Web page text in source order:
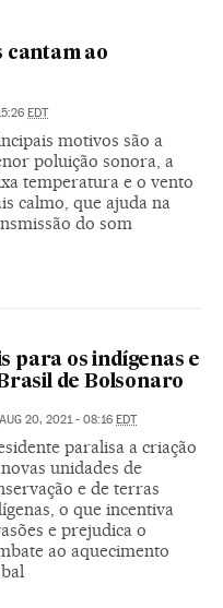
cantam ao
EDT
motivos são a
poluição sonora, a
temperatura e o vento
calmo, que ajuda na
do som
para os indígenas e
de Bolsonaro
AUG 20, 2021 - 08:16 EDT
paralisa a criação
unidades de
e de terras
o que incentiva
e prejudica o
ao aquecimento